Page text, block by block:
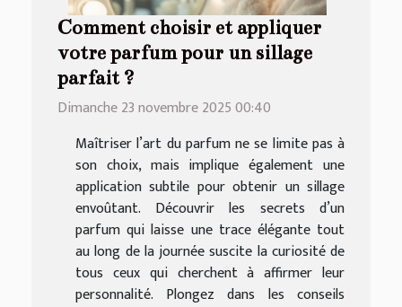
Comment choisir et appliquer
votre parfum pour un sillage
parfait ?
Dimanche 23 novembre 2025 00:40
Maîtriser l’art du parfum ne se limite pas à
son choix, mais implique également une
application subtile pour obtenir un sillage
envoûtant. Découvrir les secrets d’un
parfum qui laisse une trace élégante tout
au long de la journée suscite la curiosité de
tous ceux qui cherchent à affirmer leur
personnalité. Plongez dans les conseils